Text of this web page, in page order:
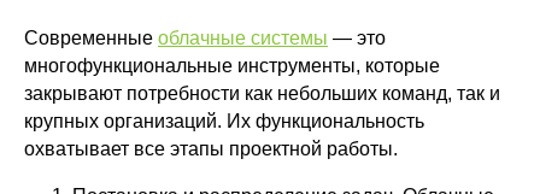
Современные облачные системы — это
многофункциональные инструменты, которые
закрывают потребности как небольших команд, так и
крупных организаций. Их функциональность
охватывает все этапы проектной работы.